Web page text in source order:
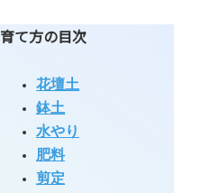
育て方の目次
花壇土
鉢土
水やり
肥料
剪定